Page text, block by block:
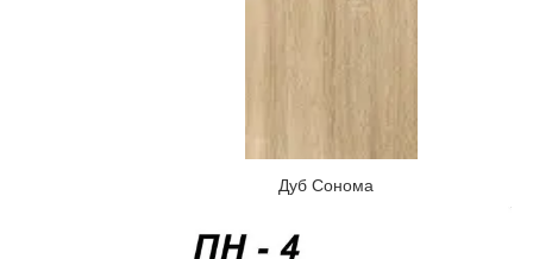
Дуб Сонома